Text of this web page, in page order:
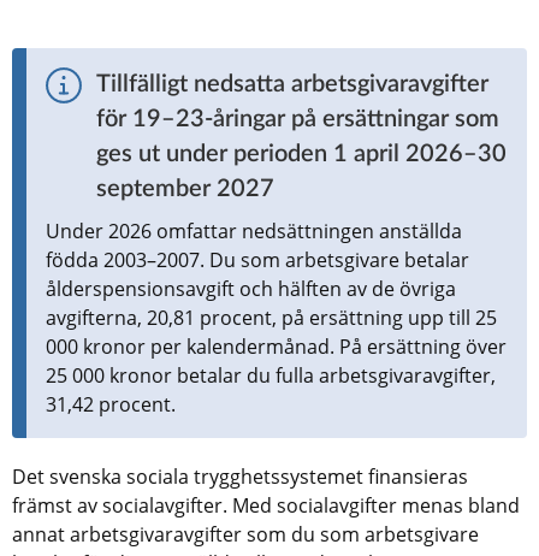
Tillfälligt nedsatta arbetsgivaravgifter
för 19–23-åringar på ersättningar som
ges ut under perioden 1 april 2026–30
september 2027
Under 2026 omfattar nedsättningen anställda
födda 2003–2007. Du som arbetsgivare betalar
ålderspensionsavgift och hälften av de övriga
avgifterna, 20,81 procent, på ersättning upp till 25
000 kronor per kalendermånad. På ersättning över
25 000 kronor betalar du fulla arbetsgivaravgifter,
31,42 procent.
Det svenska sociala trygghetssystemet finansieras
främst av socialavgifter. Med socialavgifter menas bland
annat arbetsgivaravgifter som du som arbetsgivare